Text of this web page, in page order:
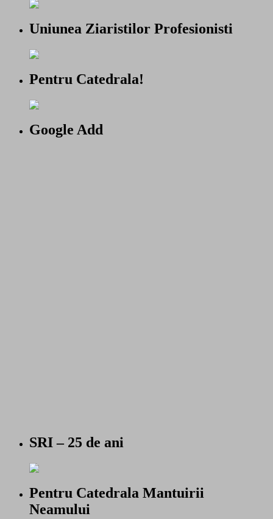
Uniunea Ziaristilor Profesionisti
Pentru Catedrala!
Google Add
SRI – 25 de ani
Pentru Catedrala Mantuirii
Neamului